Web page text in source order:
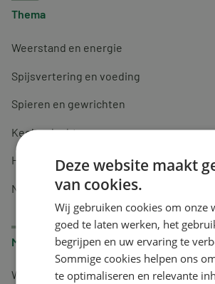
Thema
Weerstand en energie
Spijsvertering en voeding
Spieren en gewrichten
Keel en luchtwegen
Huidverzorging
Nachtrust
Merken
Wapiti
Deze website maakt
van cookies.
Wij gebruiken cookies om onze
goed te laten werken, het
begrijpen en uw ervaring te
Sommige cookies helpen ons
te optimaliseren en relevante